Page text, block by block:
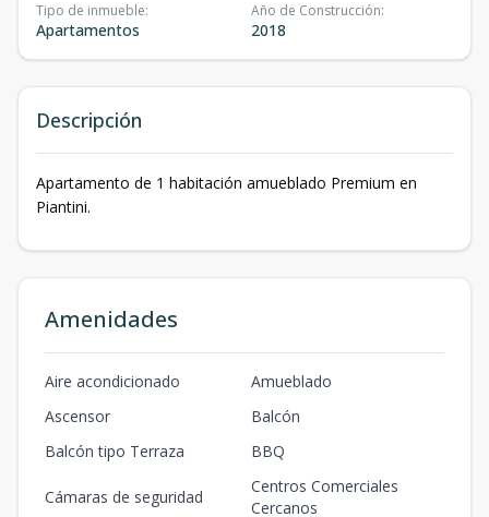
Tipo de inmueble:
Apartamentos
Año de Construcción:
2018
Descripción
Apartamento de 1 habitación amueblado Premium en
Piantini.
Amenidades
Aire acondicionado
Amueblado
Ascensor
Balcón
Balcón tipo Terraza
BBQ
Cámaras de seguridad
Centros Comerciales
Cercanos